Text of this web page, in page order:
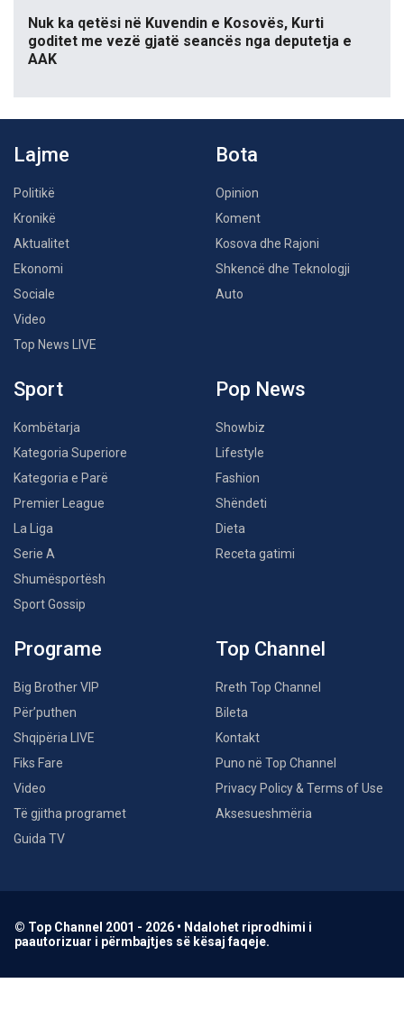
Nuk ka qetësi në Kuvendin e Kosovës, Kurti
goditet me vezë gjatë seancës nga deputetja e
AAK
Lajme
Politikë
Kronikë
Aktualitet
Ekonomi
Sociale
Video
Top News LIVE
Bota
Opinion
Koment
Kosova dhe Rajoni
Shkencë dhe Teknologji
Auto
Sport
Kombëtarja
Kategoria Superiore
Kategoria e Parë
Premier League
La Liga
Serie A
Shumësportësh
Sport Gossip
Pop News
Showbiz
Lifestyle
Fashion
Shëndeti
Dieta
Receta gatimi
Programe
Big Brother VIP
Për’puthen
Shqipëria LIVE
Fiks Fare
Video
Të gjitha programet
Guida TV
Top Channel
Rreth Top Channel
Bileta
Kontakt
Puno në Top Channel
Privacy Policy & Terms of Use
Aksesueshmëria
© Top Channel 2001 - 2026 • Ndalohet riprodhimi i
paautorizuar i përmbajtjes së kësaj faqeje.